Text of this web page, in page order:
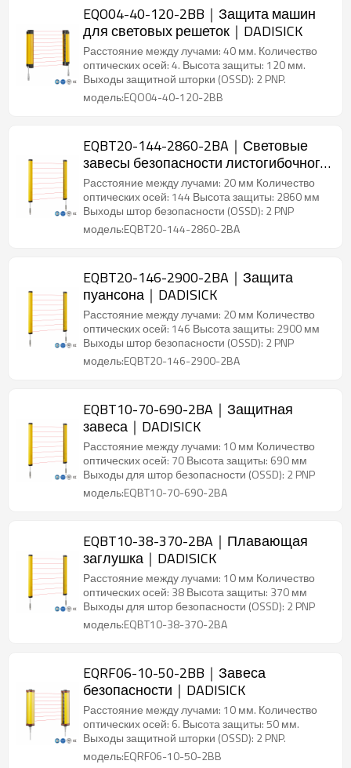
EQO04-40-120-2BB｜Защита машин
для световых решеток｜DADISICK
Расстояние между лучами: 40 мм. Количество
оптических осей: 4. Высота защиты: 120 мм.
Выходы защитной шторки (OSSD): 2 PNP.
модель:EQO04-40-120-2BB
EQBT20-144-2860-2BA｜Световые
завесы безопасности листогибочного
тормоза｜DADISICK
Расстояние между лучами: 20 мм Количество
оптических осей: 144 Высота защиты: 2860 мм
Выходы штор безопасности (OSSD): 2 PNP
модель:EQBT20-144-2860-2BA
EQBT20-146-2900-2BA｜Защита
пуансона｜DADISICK
Расстояние между лучами: 20 мм Количество
оптических осей: 146 Высота защиты: 2900 мм
Выходы штор безопасности (OSSD): 2 PNP
модель:EQBT20-146-2900-2BA
EQBT10-70-690-2BA｜Защитная
завеса｜DADISICK
Расстояние между лучами: 10 мм Количество
оптических осей: 70 Высота защиты: 690 мм
Выходы для штор безопасности (OSSD): 2 PNP
модель:EQBT10-70-690-2BA
EQBT10-38-370-2BA｜Плавающая
заглушка｜DADISICK
Расстояние между лучами: 10 мм Количество
оптических осей: 38 Высота защиты: 370 мм
Выходы для штор безопасности (OSSD): 2 PNP
модель:EQBT10-38-370-2BA
EQRF06-10-50-2BB｜Завеса
безопасности｜DADISICK
Расстояние между лучами: 10 мм. Количество
оптических осей: 6. Высота защиты: 50 мм.
Выходы защитной шторки (OSSD): 2 PNP.
модель:EQRF06-10-50-2BB